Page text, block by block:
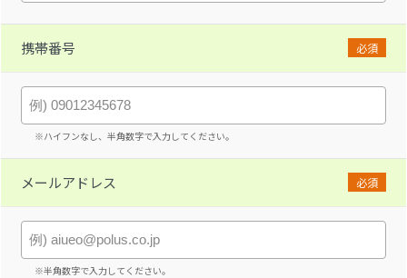
携帯番号 必須
※ハイフンなし、半角数字で入力してください。
メールアドレス 必須
※半角数字で入力してください。